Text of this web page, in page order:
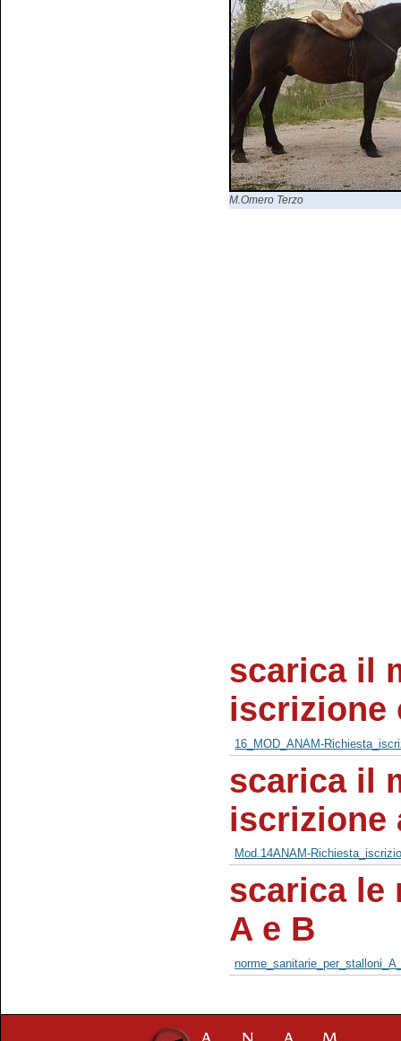
M.Omero Terzo
scarica il
iscrizione
16_MOD_ANAM-
scarica il
iscrizione
Mod.14ANAM-
scarica le
A e B